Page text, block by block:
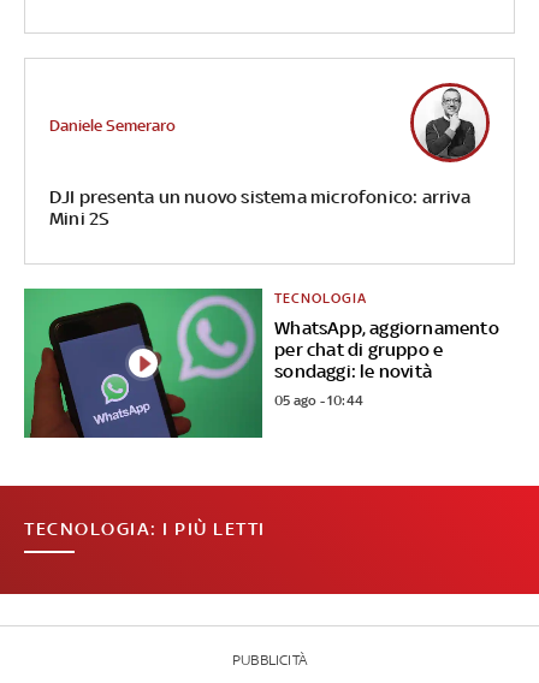
DJI presenta un nuovo sistema microfonico: arriva
Mini 2S
Daniele Semeraro
WhatsApp, aggiornamento
per chat di gruppo e
sondaggi: le novità
TECNOLOGIA
05 ago - 10:44
TECNOLOGIA: I PIÙ LETTI
PUBBLICITÀ